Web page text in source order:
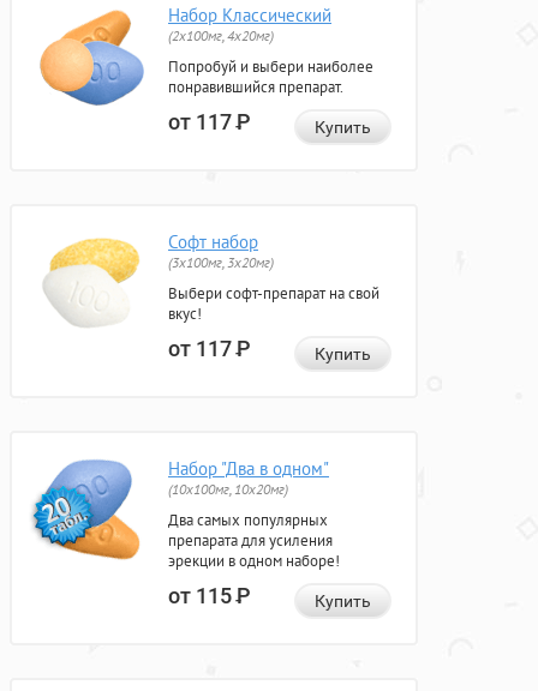
Набор Классический
(2x100мг, 4x20мг)
Попробуй и выбери наиболее
понравившийся препарат.
от 117Р Купить
Софт набор
(3x100мг, 3x20мг)
Выбери софт-препарат на свой
вкус!
от 117Р Купить
Набор "Два в одном"
(10x100мг, 10x20мг)
Два самых популярных
препарата для усиления
эрекции в одном наборе!
от 115Р Купить